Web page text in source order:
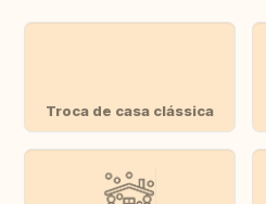
Troca de casa clássica